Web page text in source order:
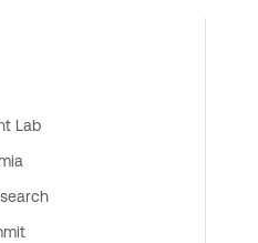
Lab